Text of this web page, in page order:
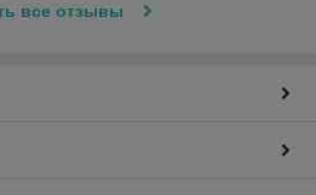
все отзывы